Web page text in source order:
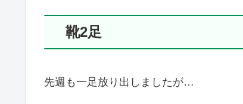
靴2足
先週も一足放り出しましたが…